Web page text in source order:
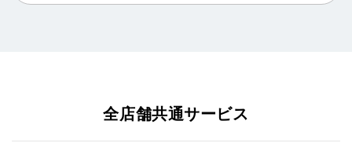
全店舗共通サービス